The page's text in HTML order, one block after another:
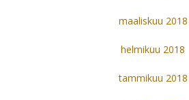
maaliskuu 2018
helmikuu 2018
tammikuu 2018